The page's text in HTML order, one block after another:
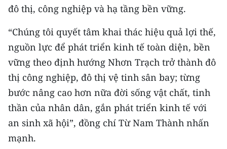
đô thị, công nghiệp và hạ tầng bền vững.
“Chúng tôi quyết tâm khai thác hiệu quả lợi thế,
nguồn lực để phát triển kinh tế toàn diện, bền
vững theo định hướng Nhơn Trạch trở thành đô
thị công nghiệp, đô thị vệ tinh sân bay; từng
bước nâng cao hơn nữa đời sống vật chất, tinh
thần của nhân dân, gắn phát triển kinh tế với
an sinh xã hội”, đồng chí Từ Nam Thành nhấn
mạnh.